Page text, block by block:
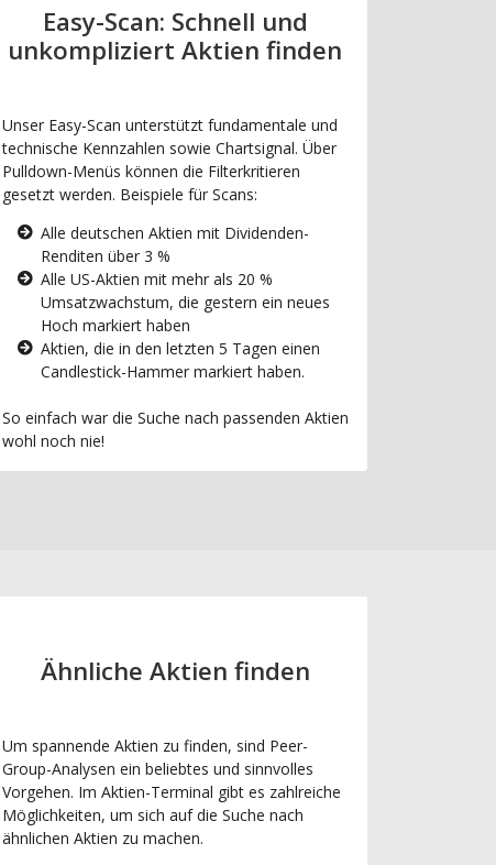
Easy-Scan: Schnell und
unkompliziert Aktien finden
Unser Easy-Scan unterstützt fundamentale und
technische Kennzahlen sowie Chartsignal. Über
Pulldown-Menüs können die Filterkritieren
gesetzt werden. Beispiele für Scans:
Alle deutschen Aktien mit Dividenden-
Renditen über 3 %
Alle US-Aktien mit mehr als 20 %
Umsatzwachstum, die gestern ein neues
Hoch markiert haben
Aktien, die in den letzten 5 Tagen einen
Candlestick-Hammer markiert haben.
So einfach war die Suche nach passenden Aktien
wohl noch nie!
Ähnliche Aktien finden
Um spannende Aktien zu finden, sind Peer-
Group-Analysen ein beliebtes und sinnvolles
Vorgehen. Im Aktien-Terminal gibt es zahlreiche
Möglichkeiten, um sich auf die Suche nach
ähnlichen Aktien zu machen.